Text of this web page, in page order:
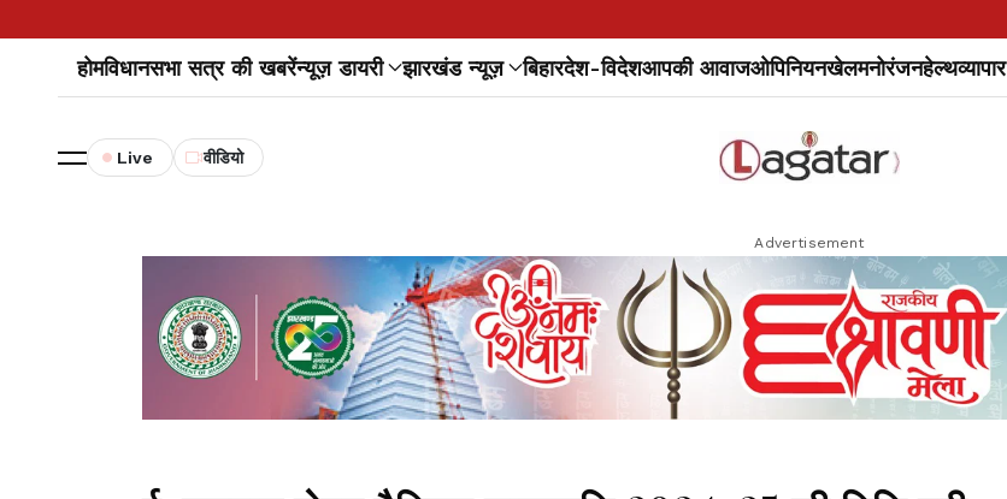
होमविधानसभा सत्र की खबरेंन्यूज़ डायरी झारखंड न्यूज़ बिहारदेश-विदेशआपकी आवाजओपिनियनखेलमनोरंजनहेल्थव्यापार
Live वीडियो
Advertisement